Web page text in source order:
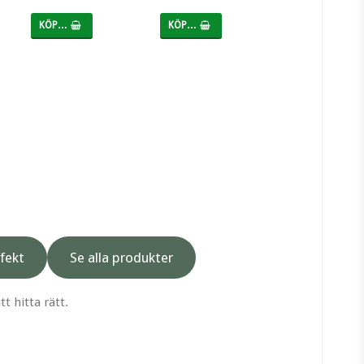
KÖP… KÖP…
Se alla produkter
hitta rätt.